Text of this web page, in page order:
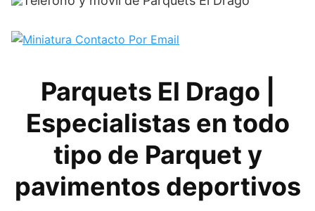
Parquets El Drago |
Especialistas en todo
tipo de Parquet y
pavimentos deportivos